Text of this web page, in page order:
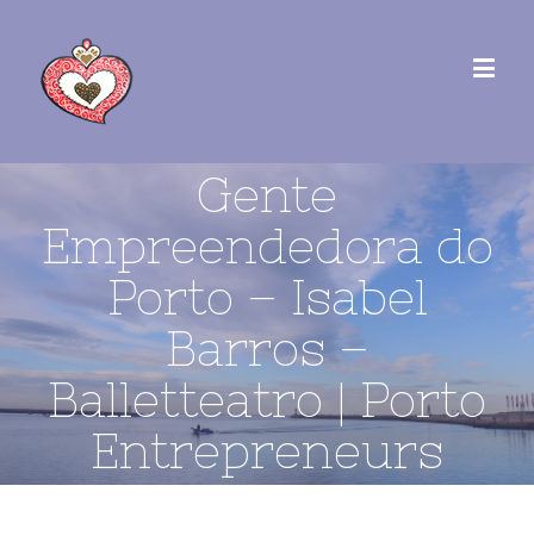
Gente
Empreendedora do
Porto – Isabel
Barros –
Balletteatro | Porto
Entrepreneurs